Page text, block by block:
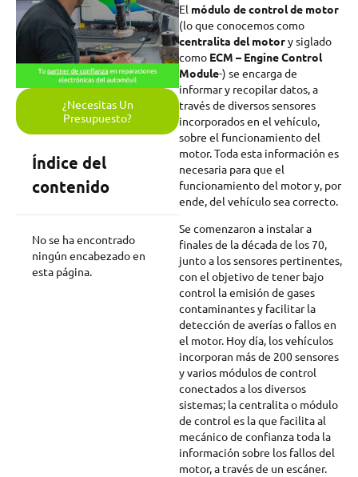
El módulo de control de motor
(lo que conocemos como
centralita del motory siglado
como ECM – Engine Control
Module-) se encarga de
informar y recopilar datos, a
través de diversos sensores
incorporados en el vehículo,
sobre el funcionamiento del
motor. Toda esta información es
necesaria para que el
funcionamiento del motor y, por
ende, del vehículo sea correcto.
Se comenzaron a instalar a
finales de la década de los 70,
junto a los sensores pertinentes,
con el objetivo de tener bajo
control la emisión de gases
contaminantes y facilitar la
detección de averías o fallos en
el motor. Hoy día, los vehículos
incorporan más de 200 sensores
y varios módulos de control
conectados a los diversos
sistemas; la centralita o módulo
de control es la que facilita al
mecánico de confianza toda la
información sobre los fallos del
motor, a través de un escáner.
¿Necesitas Un
Presupuesto?
Índice del
contenido
No se ha encontrado
ningún encabezado en
esta página.